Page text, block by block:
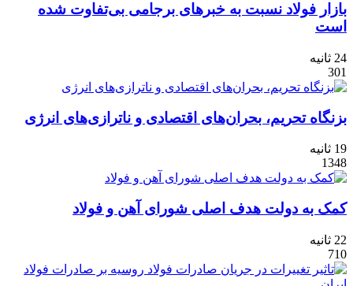
بازار فولاد نسبت به خبرهای برجامی بی‌تفاوت شده
است
24 ثانیه
301
بزنگاه تحریم، بحران‌های اقتصادی و ناترازی‌های انرژی
19 ثانیه
1348
کمک به دولت هدف اصلی شورای آهن و فولاد
22 ثانیه
710